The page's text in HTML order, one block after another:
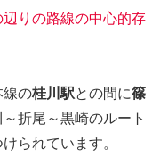
りの路線の中心的存
線の桂川駅との間に篠
折尾～黒崎のルート
られています。